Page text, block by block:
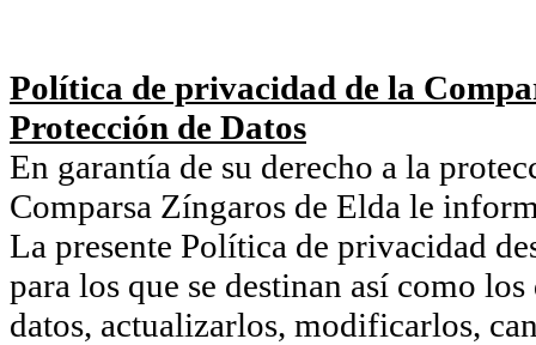
Política de privacidad de la
Protección de Datos
En garantía de su derecho a la
Comparsa Zíngaros de Elda le
La presente Política de privacidad
para los que se destinan así como
datos, actualizarlos, modificarlos,